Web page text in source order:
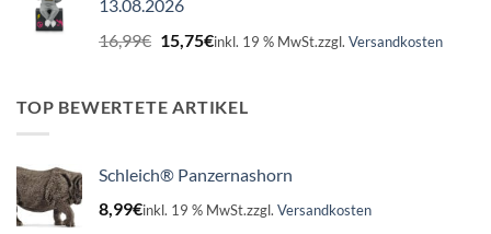
13.08.2026
16,99€ Ursprünglicher
Preis
16,99€
15,75€Aktueller
15,75€.
inkl. 19 % MwSt.zzgl. Versandkosten
TOP BEWERTETE ARTIKEL
Schleich® Panzernashorn
8,99€inkl. 19 % MwSt.zzgl. Versandkosten